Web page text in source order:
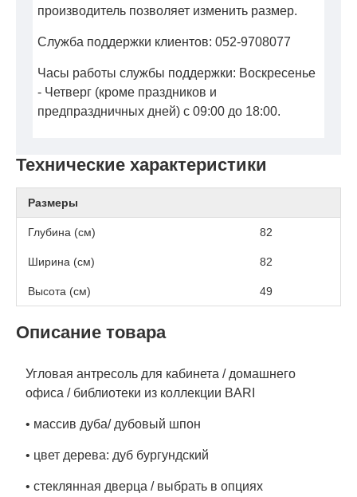
Технические характеристики
Размеры
Глубина (см) 82
Ширина (см) 82
Высота (см) 49
Описание товара
Угловая антресоль для кабинета / домашнего
офиса / библиотеки из коллекции BARI
• массив дуба/ дубовый шпон
• цвет дерева: дуб бургундский
• стеклянная дверца / выбрать в опциях
производитель позволяет изменить размер.
Служба поддержки клиентов: 052-9708077
Часы работы службы поддержки: Воскресенье
- Четверг (кроме праздников и
предпраздничных дней) с 09:00 до 18:00.